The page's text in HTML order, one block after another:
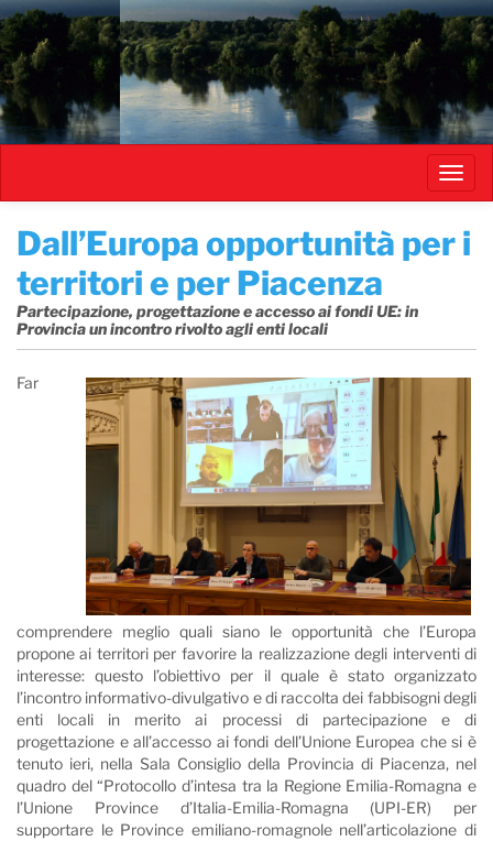
Salta
al
contenuto
principale
Dall’Europa opportunità per i
territori e per Piacenza
Partecipazione, progettazione e accesso ai fondi UE: in
Provincia un incontro rivolto agli enti locali
Far
comprendere meglio quali siano le opportunità che l’Europa
propone ai territori per favorire la realizzazione degli interventi di
interesse: questo l’obiettivo per il quale è stato organizzato
l’incontro informativo-divulgativo e di raccolta dei fabbisogni degli
enti locali in merito ai processi di partecipazione e di
progettazione e all’accesso ai fondi dell’Unione Europea che si è
tenuto ieri, nella Sala Consiglio della Provincia di Piacenza, nel
quadro del “Protocollo d’intesa tra la Regione Emilia-Romagna e
l’Unione Province d’Italia-Emilia-Romagna (UPI-ER) per
supportare le Province emiliano-romagnole nell’articolazione di